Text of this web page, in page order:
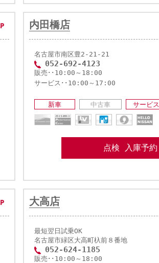
内田橋店
名古屋市南区豊2-21-21
052-692-4123
販売･･10:00～18:00
サービス･･10:00～17:00
新車 中古車 サービス
点検 入庫予約
大高店
最短翌日試乗OK
名古屋市緑区大高町杁前８番地
052-624-1185
販売･･10:00～18:00